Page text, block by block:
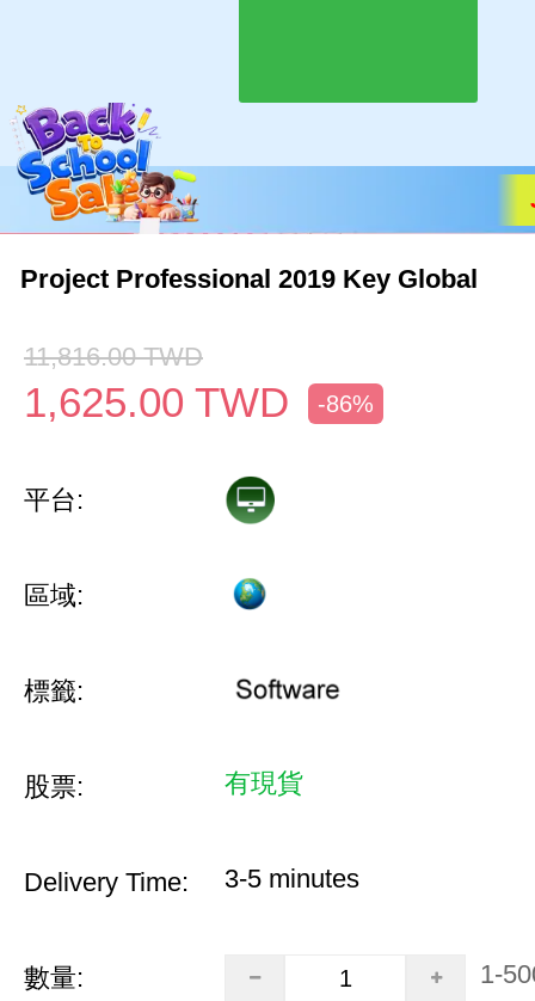
Project Professional 2019 Key Global
11,816.00 TWD
1,625.00 TWD -86%
平台:
區域:
標籤:
股票: 有現貨
Delivery Time: 3-5 minutes
數量: 1-